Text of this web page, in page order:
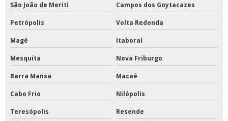
São João de Meriti Campos dos Goytacazes
Petrópolis Volta Redonda
Magé Itaboraí
Mesquita Nova Friburgo
Barra Mansa Macaé
Cabo Frio Nilópolis
Teresópolis
Resende